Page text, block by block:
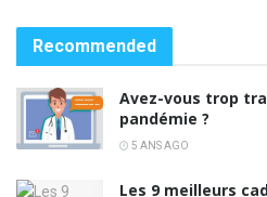
Recommended
Avez-vous trop
pandémie ?
5 ANS AGO
Les 9 meilleurs